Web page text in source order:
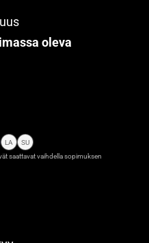
oleva
LA
SU
saattavat vaihdella sopimuksen